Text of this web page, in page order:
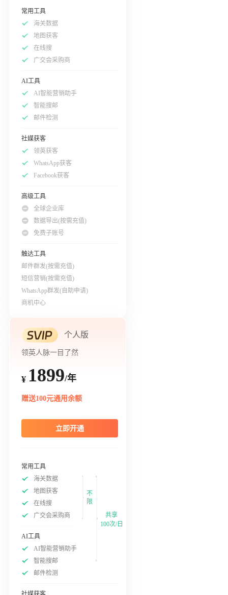
常用工具
海关数据
地图获客
在线搜
广交会采购商
AI工具
AI智能营销助手
智能搜邮
邮件检测
社媒获客
领英获客
WhatsApp获客
Facebook获客
高级工具
全球企业库
数据导出(按需充值)
免费子账号
触达工具
邮件群发(按需充值)
短信营销(按需充值)
WhatsApp群发(自助申请)
商机中心
个人版
领英人脉一目了然
¥ 1899/年
赠送100元通用余额
立即开通
常用工具
海关数据
地图获客
在线搜
广交会采购商
不
限
AI工具
AI智能营销助手
智能搜邮
邮件检测
共享
100次/日